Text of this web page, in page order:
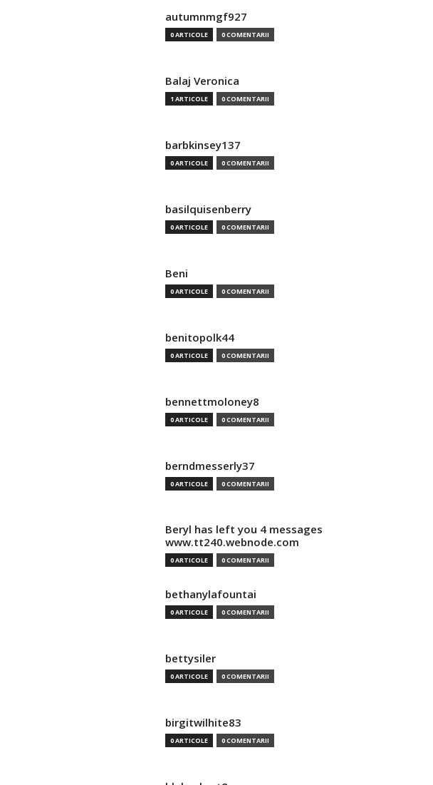
autumnmgf927
0 ARTICOLE 0 COMENTARII
Balaj Veronica
1 ARTICOLE 0 COMENTARII
barbkinsey137
0 ARTICOLE 0 COMENTARII
basilquisenberry
0 ARTICOLE 0 COMENTARII
Beni
0 ARTICOLE 0 COMENTARII
benitopolk44
0 ARTICOLE 0 COMENTARII
bennettmoloney8
0 ARTICOLE 0 COMENTARII
berndmesserly37
0 ARTICOLE 0 COMENTARII
Beryl has left you 4 messages
www.tt240.webnode.com
0 ARTICOLE 0 COMENTARII
bethanylafountai
0 ARTICOLE 0 COMENTARII
bettysiler
0 ARTICOLE 0 COMENTARII
birgitwilhite83
0 ARTICOLE 0 COMENTARII